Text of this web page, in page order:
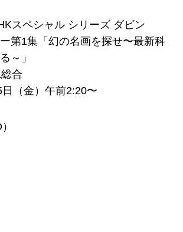
スペシャル シリーズ ダビン
第1集「幻の名画を探せ〜最新科
～」
合
日（金）午前2:20〜